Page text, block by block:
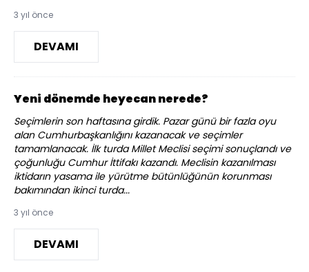
3 yıl önce
DEVAMI
Yeni dönemde heyecan nerede?
Seçimlerin son haftasına girdik. Pazar günü bir fazla oyu
alan Cumhurbaşkanlığını kazanacak ve seçimler
tamamlanacak. İlk turda Millet Meclisi seçimi sonuçlandı ve
çoğunluğu Cumhur İttifakı kazandı. Meclisin kazanılması
iktidarın yasama ile yürütme bütünlüğünün korunması
bakımından ikinci turda...
3 yıl önce
DEVAMI